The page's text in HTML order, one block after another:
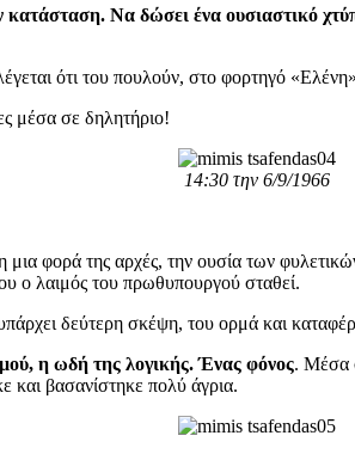
κατάσταση. Να δώσει ένα ουσιαστικό
ότι του πουλούν, στο φορτηγό
μέσα σε δηλητήριο!
14:30 την 6/9/1966
φορά της αρχές, την ουσία των
ο λαιμός του πρωθυπουργού σταθεί.
δεύτερη σκέψη, του ορμά και
η ωδή της λογικής. Ένας φόνος. Μέσα
βασανίστηκε πολύ άγρια.